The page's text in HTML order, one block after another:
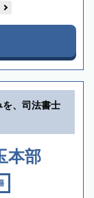
を、司法書士
本部